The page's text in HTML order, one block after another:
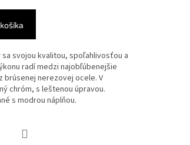
svojou kvalitou, spoľahlivosťou a
radí medzi najobľúbenejšie
brúsenej nerezovej ocele. V
chróm, s leštenou úpravou.
s modrou náplňou.